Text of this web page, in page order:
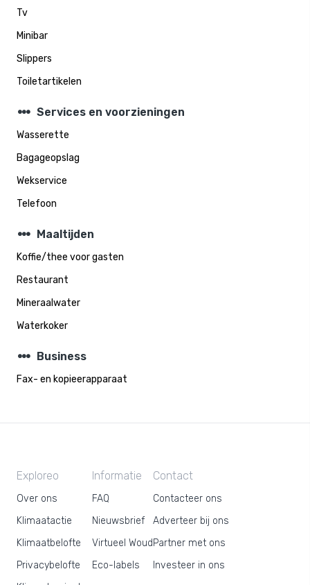
Tv
Minibar
Slippers
Toiletartikelen
steppers Services en voorzieningen
Wasserette
Bagageopslag
Wekservice
Telefoon
steppers Maaltijden
Koffie/thee voor gasten
Restaurant
Mineraalwater
Waterkoker
steppers Business
Fax- en kopieerapparaat
Exploreo
Over ons
Klimaatactie
Klimaatbelofte
Privacybelofte
Informatie
FAQ
Nieuwsbrief
Virtueel Woud
Eco-labels
Contact
Contacteer ons
Adverteer bij ons
Partner met ons
Investeer in ons